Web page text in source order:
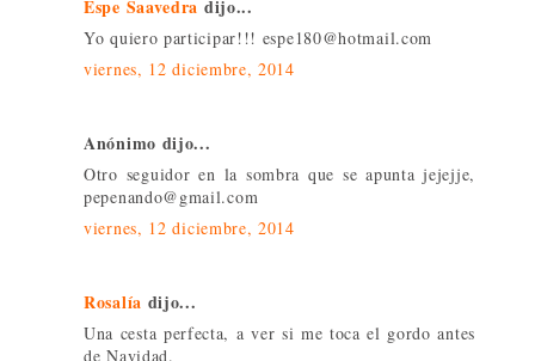
Espe Saavedra dijo...
Yo quiero participar!!! espe180@hotmail.com
viernes, 12 diciembre, 2014
Anónimo dijo...
Otro seguidor en la sombra que se apunta jejejje,
pepenando@gmail.com
viernes, 12 diciembre, 2014
Rosalía dijo...
Una cesta perfecta, a ver si me toca el gordo antes
de Navidad.